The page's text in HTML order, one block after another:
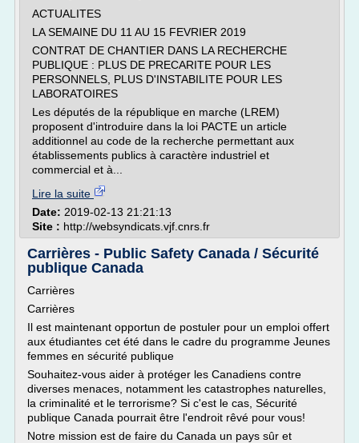
ACTUALITES
LA SEMAINE DU 11 AU 15 FEVRIER 2019
CONTRAT DE CHANTIER DANS LA RECHERCHE
PUBLIQUE : PLUS DE PRECARITE POUR LES
PERSONNELS, PLUS D'INSTABILITE POUR LES
LABORATOIRES
Les députés de la république en marche (LREM)
proposent d'introduire dans la loi PACTE un article
additionnel au code de la recherche permettant aux
établissements publics à caractère industriel et
commercial et à...
Lire la suite
Date: 2019-02-13 21:21:13
Site : http://websyndicats.vjf.cnrs.fr
Carrières - Public Safety Canada / Sécurité
publique Canada
Carrières
Carrières
Il est maintenant opportun de postuler pour un emploi offert
aux étudiantes cet été dans le cadre du programme Jeunes
femmes en sécurité publique
Souhaitez-vous aider à protéger les Canadiens contre
diverses menaces, notamment les catastrophes naturelles,
la criminalité et le terrorisme? Si c'est le cas, Sécurité
publique Canada pourrait être l'endroit rêvé pour vous!
Notre mission est de faire du Canada un pays sûr et